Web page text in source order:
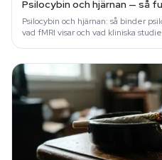
Psilocybin och hjärnan — så
Psilocybin och hjärnan: så binder
vad fMRI visar och vad kliniska